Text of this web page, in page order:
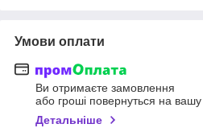
Умови оплати
Ви отримаєте замовлення
або гроші повернуться на вашу
Детальніше